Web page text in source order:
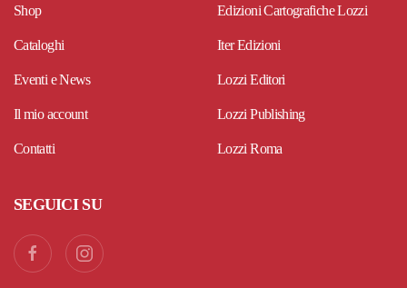
Shop
Cataloghi
Eventi e News
Il mio account
Contatti
Edizioni Cartografiche Lozzi
Iter Edizioni
Lozzi Editori
Lozzi Publishing
Lozzi Roma
SEGUICI SU